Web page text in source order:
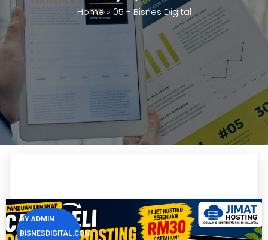
Home» 05 - Bisnes Digital
BYADMIN
BISNESDIGITAL.COM